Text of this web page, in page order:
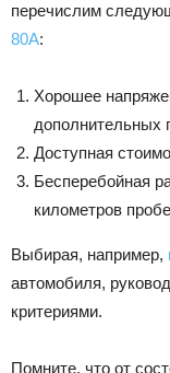
перечислим
80А:
Хорошее
дополнительных
Доступная
Бесперебойная
километров
Выбирая, например,
автомобиля,
критериями.
Помните, что от